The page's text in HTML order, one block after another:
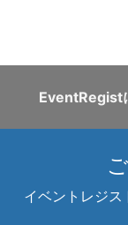
EventRegist
イベントレジス